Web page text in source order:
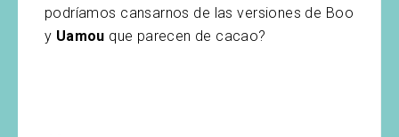
podríamos cansarnos de las versiones de Boo
y Uamou que parecen de cacao?